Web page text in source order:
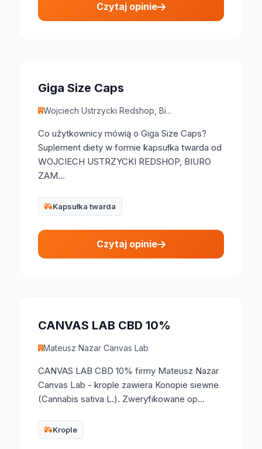
Czytaj opinie
Giga Size Caps
Wojciech Ustrzycki Redshop, Bi...
Co użytkownicy mówią o Giga Size Caps?
Suplement diety w formie kapsułka twarda od
WOJCIECH USTRZYCKI REDSHOP, BIURO
ZAM...
Kapsułka twarda
Czytaj opinie
CANVAS LAB CBD 10%
Mateusz Nazar Canvas Lab
CANVAS LAB CBD 10% firmy Mateusz Nazar
Canvas Lab - krople zawiera Konopie siewne
(Cannabis sativa L.). Zweryfikowane op...
Krople